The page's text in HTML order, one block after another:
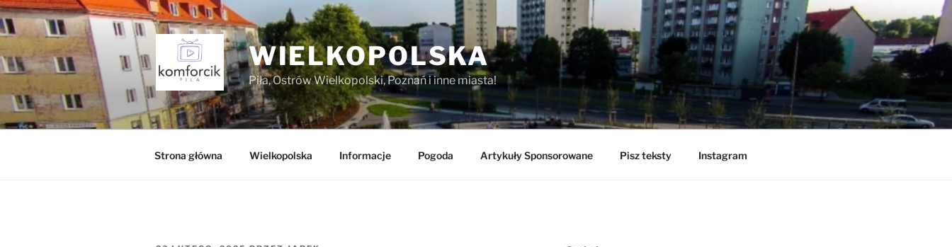
Przejdź
do
treści
WIELKOPOLSKA
Piła, Ostrów Wielkopolski, Poznań i inne miasta!
Strona główna Wielkopolska Informacje Pogoda Artykuły Sponsorowane Pisz teksty Instagram